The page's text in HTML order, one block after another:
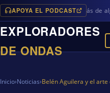
APOYA EL PODCAST
en iVoox, además de algo
EXPLORADORES
DE ONDAS
Inicio›Noticias›Belén Aguilera y el